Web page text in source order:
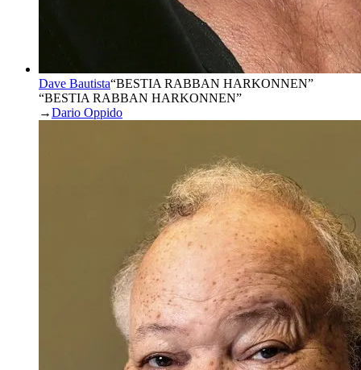
Dave Bautista“BESTIA RABBAN HARKONNEN”
“BESTIA RABBAN HARKONNEN”
→Dario Oppido